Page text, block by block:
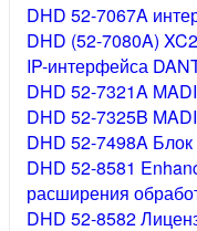
DHD 52-7067A
DHD (52-7080A)
IP-интерфейса
DHD 52-7321A
DHD 52-7325B
DHD 52-7498A
DHD 52-8581
расширения
DHD 52-8582